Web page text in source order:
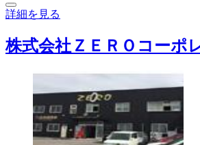
詳細を見る
株式会社ＺＥＲＯコーポ